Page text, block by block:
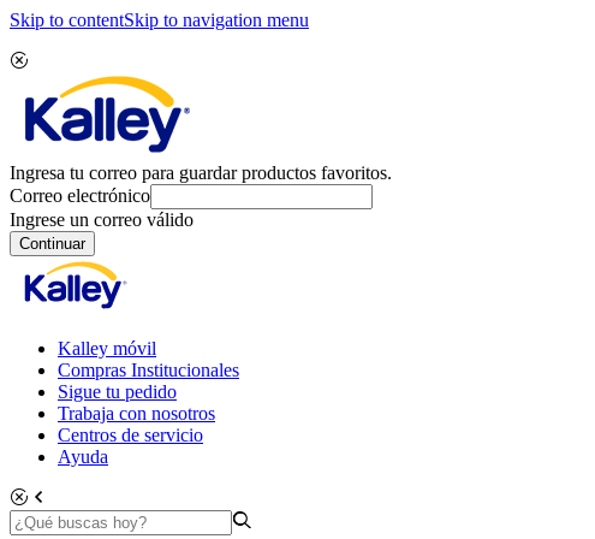
Skip to contentSkip to navigation menu
Ingresa tu correo para guardar productos favoritos.
Correo electrónico
Ingrese un correo válido
Continuar
Kalley móvil
Compras Institucionales
Sigue tu pedido
Trabaja con nosotros
Centros de servicio
Ayuda